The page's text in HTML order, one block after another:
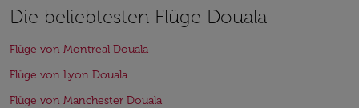
Die beliebtesten Flüge Douala
Flüge von Montreal Douala
Flüge von Lyon Douala
Flüge von Manchester Douala